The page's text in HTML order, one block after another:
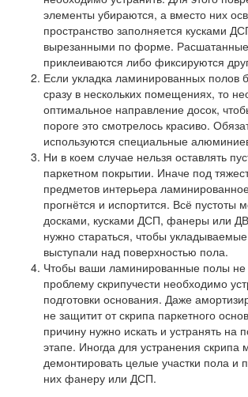
элементы убираются, а вместо них
пространство заполняется кусками
вырезанными по форме.
приклеиваются либо фиксируются
Если укладка ламинированных полов
сразу в нескольких помещениях, то
оптимальное направление досок,
пороге это смотрелось красиво.
используются специальные
Ни в коем случае нельзя оставлять
паркетном покрытии. Иначе под
предметов интерьера
прогнётся и испортится. Всё пустоты
досками, кусками ДСП, фанеры или
нужно стараться, чтобы
выступали над поверхностью пола.
Чтобы ваши ламинированные полы не
проблему скрипучести необходимо
подготовки основания. Даже
не защитит от скрипа паркетного
причину нужно искать и устранять на
этапе. Иногда для устранения скрипа
демонтировать целые участки пола и
них фанеру или ДСП.